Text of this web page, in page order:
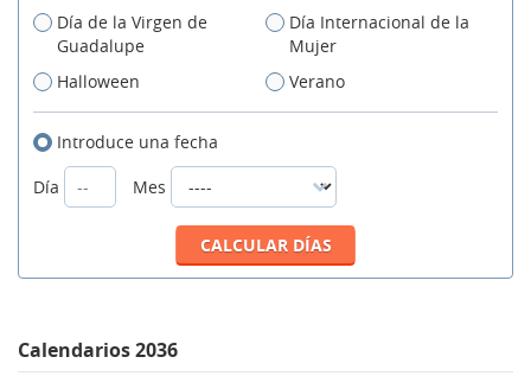
Día de la Virgen de
Guadalupe
Día Internacional de la
Mujer
Halloween
Verano
Introduce una fecha
Día
Mes
Calendarios 2036